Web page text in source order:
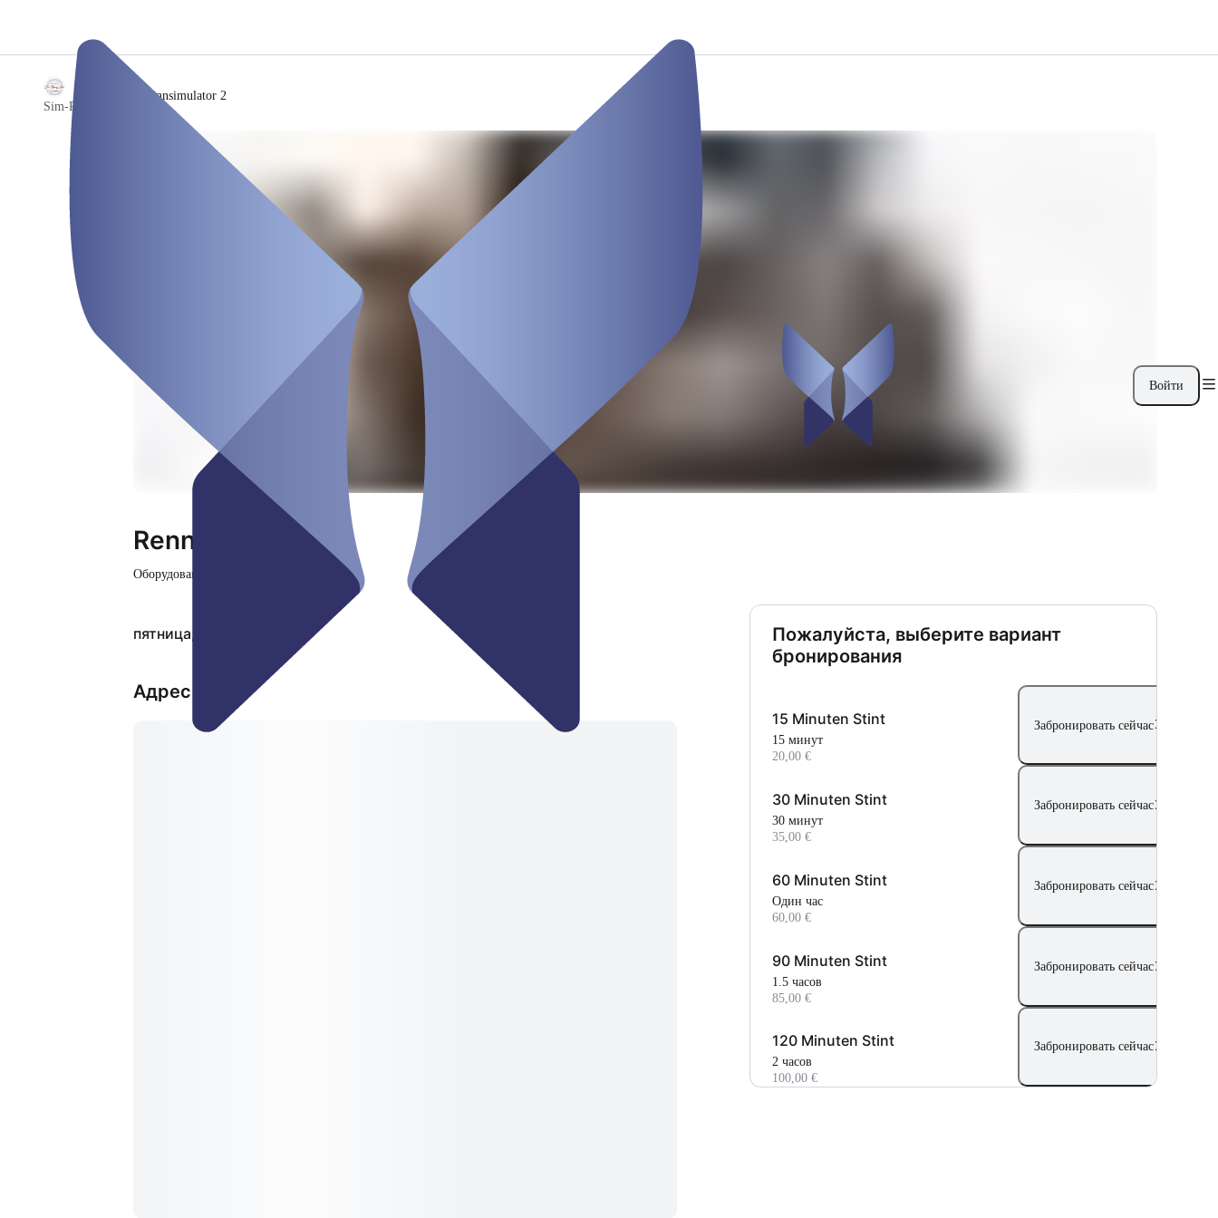
Войти
Sim-Racing Café
Rennsimulator 2
Rennsimulator 2
Оборудование
пятница, 07 авг.
Адрес
Пожалуйста, выберите вариант
бронирования
15 Minuten Stint
15 минут
20,00 €
Забронировать сейчас
30 Minuten Stint
30 минут
35,00 €
Забронировать сейчас
60 Minuten Stint
один час
60,00 €
Забронировать сейчас
90 Minuten Stint
1.5 часов
85,00 €
Забронировать сейчас
120 Minuten Stint
2 часов
100,00 €
Забронировать сейчас